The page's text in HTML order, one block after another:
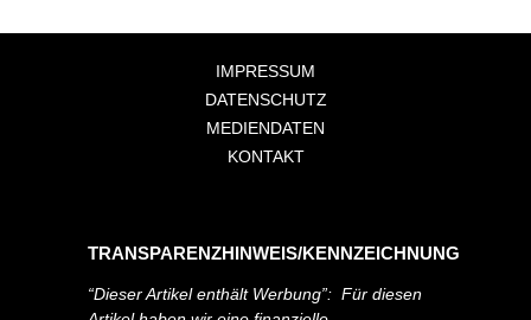
IMPRESSUM
DATENSCHUTZ
MEDIENDATEN
KONTAKT
TRANSPARENZHINWEIS/KENNZEICHNUNG
“Dieser Artikel enthält Werbung”: Für diesen